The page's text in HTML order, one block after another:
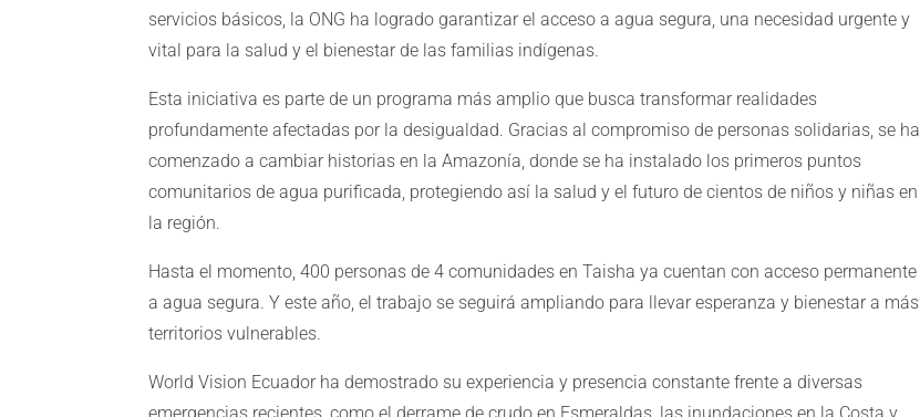
servicios básicos, la ONG ha logrado garantizar el acceso a agua segura, una necesidad urgente y
vital para la salud y el bienestar de las familias indígenas.
Esta iniciativa es parte de un programa más amplio que busca transformar realidades
profundamente afectadas por la desigualdad. Gracias al compromiso de personas solidarias, se ha
comenzado a cambiar historias en la Amazonía, donde se ha instalado los primeros puntos
comunitarios de agua purificada, protegiendo así la salud y el futuro de cientos de niños y niñas en
la región.
Hasta el momento, 400 personas de 4 comunidades en Taisha ya cuentan con acceso permanente
a agua segura. Y este año, el trabajo se seguirá ampliando para llevar esperanza y bienestar a más
territorios vulnerables.
World Vision Ecuador ha demostrado su experiencia y presencia constante frente a diversas